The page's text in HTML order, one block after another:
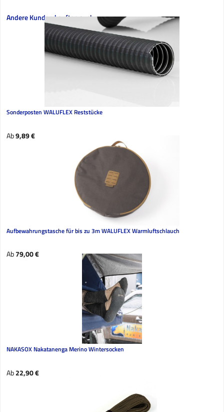
Produktgalerie überspringen
Andere Kunden kauften auch
Sonderposten WALUFLEX Reststücke
Regulärer Preis:
Ab9,89 €
Aufbewahrungstasche für bis zu 3m WALUFLEX Warmluftschlauch
Regulärer Preis:
Ab79,00 €
NAKASOX Nakatanenga Merino Wintersocken
Regulärer Preis:
Ab22,90 €